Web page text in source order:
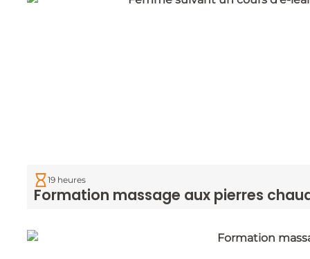
19 heures
Formation massage aux pierres